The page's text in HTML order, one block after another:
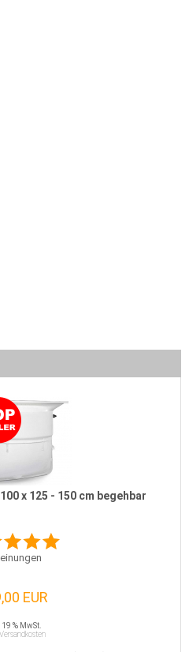
x 125 - 150 cm begehbar
EUR
% MwSt.